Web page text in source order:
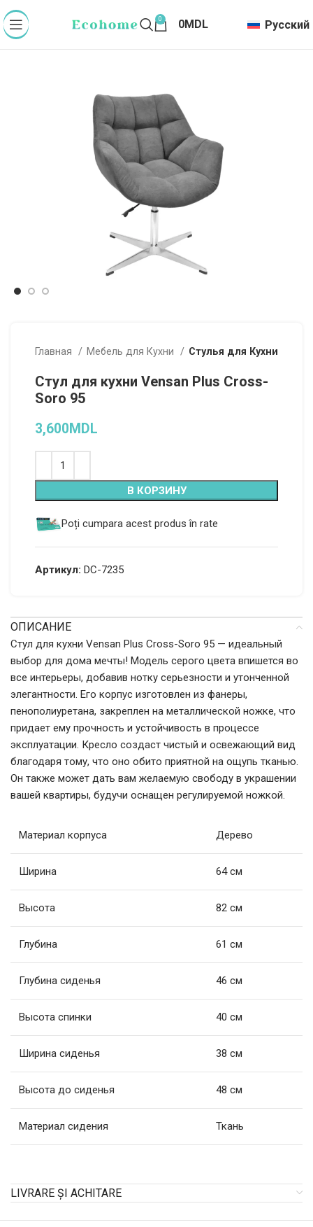
0 0MDL Русский
Главная Мебель для Кухни Стулья для Кухни
Стул для кухни Vensan Plus Cross-
Soro 95
3,600MDL
В КОРЗИНУ
Alternative:
Poți cumpara acest produs în rate
Артикул: DC-7235
ОПИСАНИЕ
Стул для кухни Vensan Plus Cross-Soro 95 — идеальный
выбор для дома мечты! Модель серого цвета впишется во
все интерьеры, добавив нотку серьезности и утонченной
элегантности. Его корпус изготовлен из фанеры,
пенополиуретана, закреплен на металлической ножке, что
придает ему прочность и устойчивость в процессе
эксплуатации. Кресло создаст чистый и освежающий вид
благодаря тому, что оно обито приятной на ощупь тканью.
Он также может дать вам желаемую свободу в украшении
вашей квартиры, будучи оснащен регулируемой ножкой.
Материал корпуса Дерево
Ширина 64 см
Высота 82 см
Глубина 61 см
Глубина сиденья 46 см
Высота спинки 40 см
Ширина сиденья 38 см
Высота до сиденья 48 см
Материал сидения Ткань
LIVRARE ȘI ACHITARE